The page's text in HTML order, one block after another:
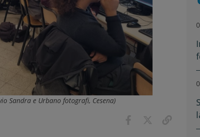
Sandra e Urbano fotografi, Cesena)